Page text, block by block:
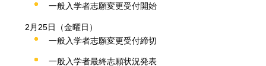
一般入学者志願変更受付開始
2月25日（金曜日）
一般入学者志願変更受付締切
一般入学者最終志願状況発表